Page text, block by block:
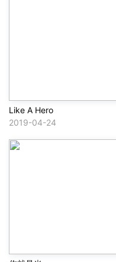
Like A Hero
2019-04-24